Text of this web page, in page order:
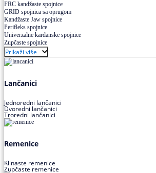
FRC kandžaste spojnice
GRID spojnica sa oprugom
Kandžaste Jaw spojnice
Perifleks spojnice
Univerzalne kardanske spojnice
Zupčaste spojnice
Prikaži više
Lančanici
Jednoredni lančanici
Dvoredni lančanici
Troredni lančanici
Remenice
Klinaste remenice
Zupčaste remenice